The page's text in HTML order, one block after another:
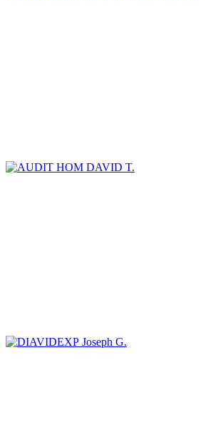
DAVID T.
Joseph G.